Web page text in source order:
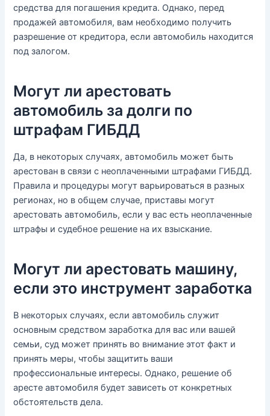
средства для погашения кредита. Однако, перед
продажей автомобиля, вам необходимо получить
разрешение от кредитора, если автомобиль находится
под залогом.
Могут ли арестовать
автомобиль за долги по
штрафам ГИБДД
Да, в некоторых случаях, автомобиль может быть
арестован в связи с неоплаченными штрафами ГИБДД.
Правила и процедуры могут варьироваться в разных
регионах, но в общем случае, приставы могут
арестовать автомобиль, если у вас есть неоплаченные
штрафы и судебное решение на их взыскание.
Могут ли арестовать машину,
если это инструмент заработка
В некоторых случаях, если автомобиль служит
основным средством заработка для вас или вашей
семьи, суд может принять во внимание этот факт и
принять меры, чтобы защитить ваши
профессиональные интересы. Однако, решение об
аресте автомобиля будет зависеть от конкретных
обстоятельств дела.